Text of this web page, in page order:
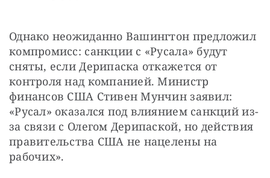
Однако неожиданно Вашингтон предложил
компромисс: санкции с «Русала» будут
сняты, если Дерипаска откажется от
контроля над компанией. Министр
финансов США Стивен Мунчин заявил:
«Русал» оказался под влиянием санкций из-
за связи с Олегом Дерипаской, но действия
правительства США не нацелены на
рабочих».